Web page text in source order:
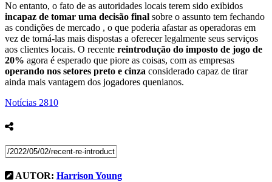
No entanto, o fato de as autoridades locais terem sido exibidos
incapaz de tomar uma decisão final sobre o assunto tem fechando
as condições de mercado , o que poderia afastar as operadoras em
vez de torná-las mais dispostas a oferecer legalmente seus serviços
aos clientes locais. O recente reintrodução do imposto de jogo de
20% agora é esperado que piore as coisas, com as empresas
operando nos setores preto e cinza considerado capaz de tirar
ainda mais vantagem dos jogadores quenianos.
Notícias 2810
AUTOR: Harrison Young